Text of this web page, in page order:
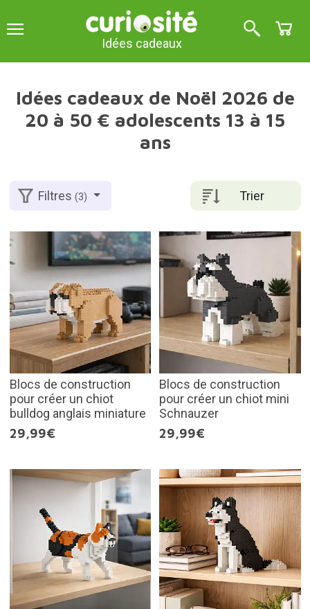
Idées cadeaux
Idées cadeaux de Noël 2026 de
20 à 50 € adolescents 13 à 15
ans
Trier
Filtres(3)
Blocs de construction
pour créer un chiot
bulldog anglais miniature
29,99€
Blocs de construction
pour créer un chiot mini
Schnauzer
29,99€